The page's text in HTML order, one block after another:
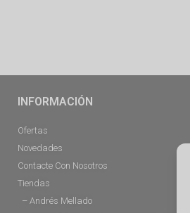
INFORMACIÓN
Ofertas
Novedades
Contacte Con Nosotros
Tiendas
– Andrés Mellado